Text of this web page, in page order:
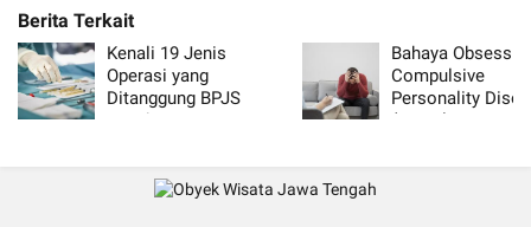
Kenali 19 Jenis
Operasi yang
Ditanggung BPJS
Kesehatan Per Januari
Bahaya
Compulsive
Personality
(OCPD),